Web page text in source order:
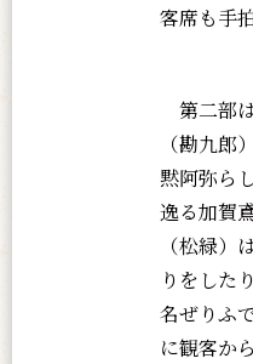
客席も手
第二部
（勘九
黙阿弥ら
逸る加賀
（松緑
りをした
名ぜりふ
に観客か